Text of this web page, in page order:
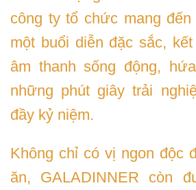
công ty tổ chức mang đến
một buổi diễn đặc sắc,
âm thanh sống động,
những phút giây trải
đầy kỷ niệm.
Không chỉ có vị ngon độc
ăn, GALADINNER còn